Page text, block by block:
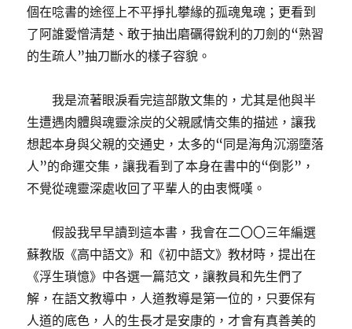
個在唸書的途徑上不平掙扎攀緣的孤魂鬼魂；更看到
了阿誰愛憎清楚、敢于抽出磨礪得銳利的刀劍的“熟習
的生疏人”抽刀斷水的樣子容貌。
我是流著眼淚看完這部散文集的，尤其是他與半
生遭遇肉體與魂靈涂炭的父親感情交集的描述，讓我
想起本身與父親的交通史，太多的“同是海角沉溺墮落
人”的命運交集，讓我看到了本身在書中的“倒影”，
不覺從魂靈深處收回了平輩人的由衷慨嘆。
假設我早早讀到這本書，我會在二〇〇三年編選
蘇教版《高中語文》和《初中語文》教材時，提出在
《浮生瑣憶》中各選一篇范文，讓教員和先生們了
解，在語文教導中，人道教導是第一位的，只要保有
人道的底色，人的生長才是安康的，才會有真善美的